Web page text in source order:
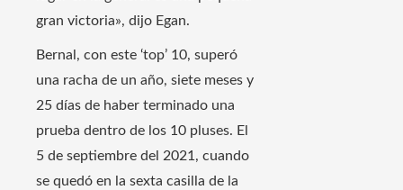
gran victoria», dijo Egan.
Bernal, con este ‘top’ 10, superó
una racha de un año, siete meses y
25 días de haber terminado una
prueba dentro de los 10 pluses. El
5 de septiembre del 2021, cuando
se quedó en la sexta casilla de la